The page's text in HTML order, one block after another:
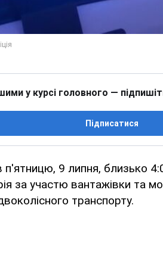
у курсі головного —
Підписатися
п'ятницю, 9 липня, близько
за участю вантажівки та
транспорту.